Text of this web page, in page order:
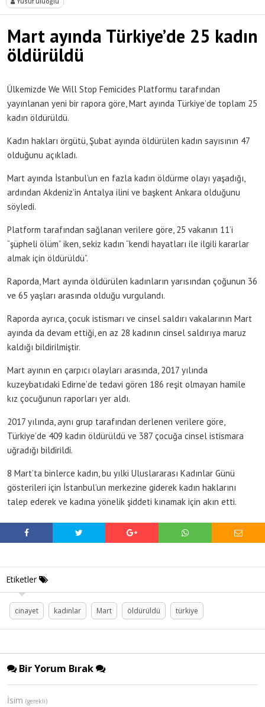
Mart ayında Türkiye’de 25 kadın
öldürüldü
Ülkemizde We Will Stop Femicides Platformu tarafından
yayınlanan yeni bir rapora göre, Mart ayında Türkiye’de toplam 25
kadın öldürüldü.
Kadın hakları örgütü, Şubat ayında öldürülen kadın sayısının 47
olduğunu açıkladı.
Mart ayında İstanbul’un en fazla kadın öldürme olayı yaşadığı,
ardından Akdeniz’in Antalya ilini ve başkent Ankara olduğunu
söyledi.
Platform tarafından sağlanan verilere göre, 25 vakanın 11’i
“şüpheli ölüm” iken, sekiz kadın “kendi hayatları ile ilgili kararlar
almak için öldürüldü”.
Raporda, Mart ayında öldürülen kadınların yarısından çoğunun 36
ve 65 yaşları arasında olduğu vurgulandı.
Raporda ayrıca, çocuk istismarı ve cinsel saldırı vakalarının Mart
ayında da devam ettiği, en az 28 kadının cinsel saldırıya maruz
kaldığı bildirilmiştir.
Mart ayının en çarpıcı olayları arasında, 2017 yılında
kuzeybatıdaki Edirne’de tedavi gören 186 reşit olmayan hamile
kız çocuğunun raporları yer aldı.
2017 yılında, aynı grup tarafından derlenen verilere göre,
Türkiye’de 409 kadın öldürüldü ve 387 çocuğa cinsel istismara
uğradığı bildirildi.
8 Mart’ta binlerce kadın, bu yılki Uluslararası Kadınlar Günü
gösterileri için İstanbul’un merkezine giderek kadın haklarını
talep ederek ve kadına yönelik şiddeti kınamak için akın etti.
Etiketler
cinayet kadınlar Mart öldürüldü türkiye
Bir Yorum Bırak
İsim (gerekli)